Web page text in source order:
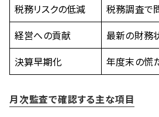
税務リスクの低減
税務調査で
経営への貢献
最新の財務
決算早期化
年度末の慌
月次監査で確認する主な項目